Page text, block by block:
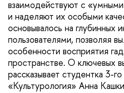
взаимодействуют с
и наделяют их особыми
основывалось на глубинных
пользователями, позволяя
особенности восприятия
пространстве. О ключевых
рассказывает студентка 3-
«Культурология» Анна